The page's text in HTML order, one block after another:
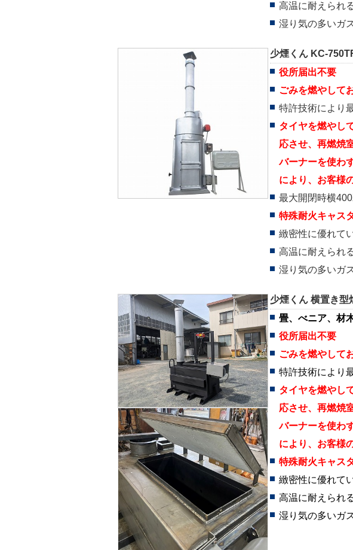
高温に耐えられ
湿り気の多いガ
少煙くん KC-
役所届出不要
ごみを燃やして
特許技術により
タイヤを燃やし
応させ、再燃焼
バーナーを使わ
により、お客様
最大開閉時横
特殊耐火キャス
緻密性に優れて
高温に耐えられ
湿り気の多いガ
少煙くん 横置き型
畳、べニア、材
役所届出不要
ごみを燃やして
特許技術により
タイヤを燃やし
応させ、再燃焼
バーナーを使わ
により、お客様
特殊耐火キャス
緻密性に優れて
高温に耐えられ
湿り気の多いガ